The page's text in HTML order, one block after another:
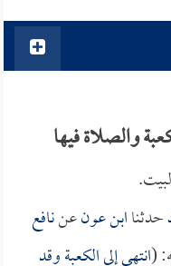
والصلاة فيها
حدثناابن عونعننافع
(انتهى إلى الكعبة وقد